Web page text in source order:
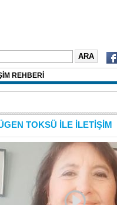
REHBERİ
TOKSÜ İLE İLETİŞİM